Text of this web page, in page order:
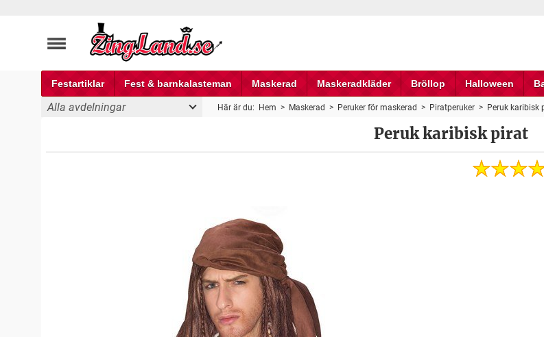
Festartiklar Fest & barnkalasteman Maskerad Maskeradkläder Bröllop Halloween
Alla avdelningar Här är du: Hem > Maskerad > Peruker för maskerad > Piratperuker> Peruk karibisk
Peruk karibisk pirat